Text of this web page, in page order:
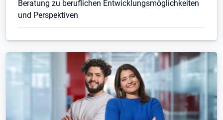
Beratung zu beruflichen Entwicklungsmöglichkeiten
und Perspektiven